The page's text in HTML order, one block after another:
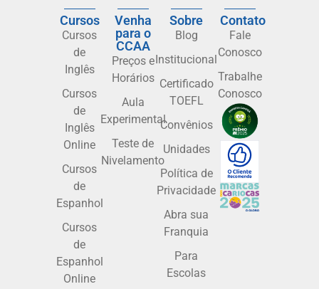
Cursos
Cursos
de
Inglês
Cursos
de
Inglês
Online
Cursos
de
Espanhol
Cursos
de
Espanhol
Online
Venha
para o
CCAA
Preços e
Horários
Aula
Experimental
Teste de
Nivelamento
Sobre
Blog
Institucional
Certificado
TOEFL
Convênios
Unidades
Política de
Privacidade
Abra sua
Franquia
Para
Escolas
Contato
Fale
Conosco
Trabalhe
Conosco